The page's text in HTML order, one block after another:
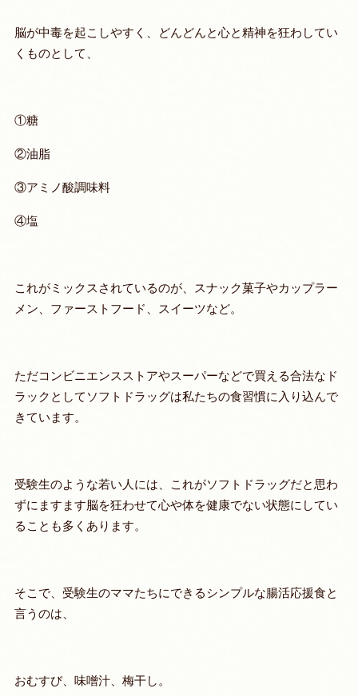
脳が中毒を起こしやすく、どんどんと心と精神を狂わしてい
くものとして、
①糖
②油脂
③アミノ酸調味料
④塩
これがミックスされているのが、スナック菓子やカップラー
メン、ファーストフード、スイーツなど。
ただコンビニエンスストアやスーパーなどで買える合法なド
ラックとしてソフトドラッグは私たちの食習慣に入り込んで
きています。
受験生のような若い人には、これがソフトドラッグだと思わ
ずにますます脳を狂わせて心や体を健康でない状態にしてい
ることも多くあります。
そこで、受験生のママたちにできるシンプルな腸活応援食と
言うのは、
おむすび、味噌汁、梅干し。